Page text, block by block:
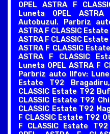
OPEL ASTRA F
Luneta OPEL
Autobuzul. Parbriz
ASTRA F CLASSIC
ASTRA F CLASSIC
ASTRA F CLASSIC
ASTRA F CLASSIC
Luneta OPEL ASTRA F
Parbriz auto Ilfov:
Estate T92
CLASSIC Estate T92
CLASSIC Estate T92
CLASSIC Estate T92
F CLASSIC Estate T92
F CLASSIC Estate